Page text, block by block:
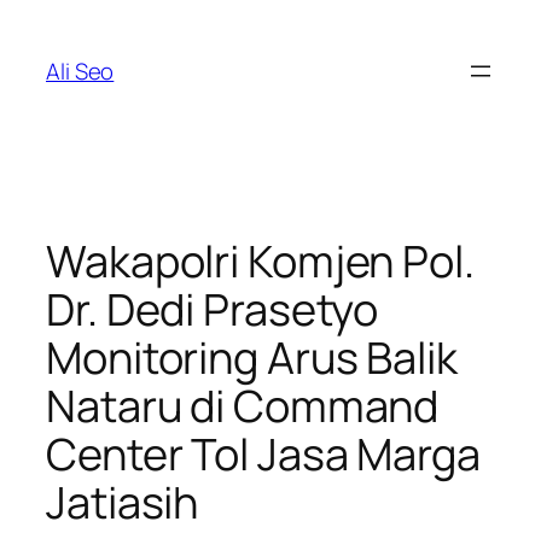
content
Ali Seo
Wakapolri Komjen Pol.
Dr. Dedi Prasetyo
Monitoring Arus Balik
Nataru di Command
Center Tol Jasa Marga
Jatiasih